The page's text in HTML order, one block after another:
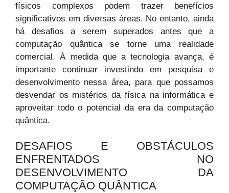
físicos complexos podem trazer benefícios
significativos em diversas áreas. No entanto, ainda
há desafios a serem superados antes que a
computação quântica se torne uma realidade
comercial. À medida que a tecnologia avança, é
importante continuar investindo em pesquisa e
desenvolvimento nessa área, para que possamos
desvendar os mistérios da física na informática e
aproveitar todo o potencial da era da computação
quântica.
DESAFIOS E OBSTÁCULOS
ENFRENTADOS NO
DESENVOLVIMENTO DA
COMPUTAÇÃO QUÂNTICA